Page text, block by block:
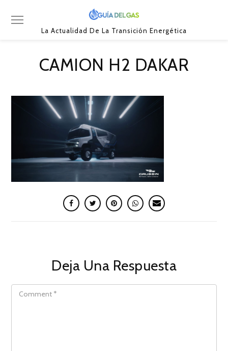
La Actualidad De La Transición Energética
CAMION H2 DAKAR
Deja Una Respuesta
COMMENT